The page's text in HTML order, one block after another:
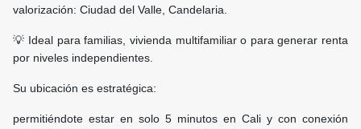
valorización: Ciudad del Valle, Candelaria.
💡 Ideal para familias, vivienda multifamiliar o para generar renta
por niveles independientes.
Su ubicación es estratégica:
permitiéndote estar en solo 5 minutos en Cali y con conexión